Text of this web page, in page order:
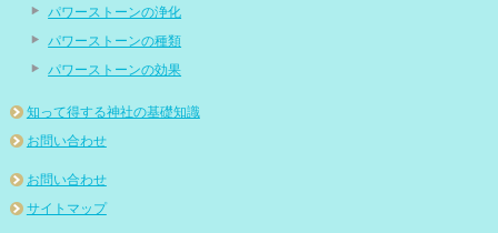
パワーストーンの浄化
パワーストーンの種類
パワーストーンの効果
知って得する神社の基礎知識
お問い合わせ
お問い合わせ
サイトマップ